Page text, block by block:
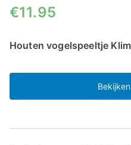
€11.95
Houten vogelspeeltje